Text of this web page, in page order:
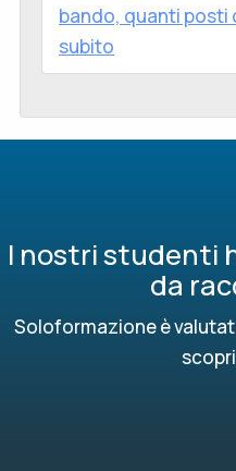
bando, quanti posti
subito
I nostri studenti
da
Soloformazione è